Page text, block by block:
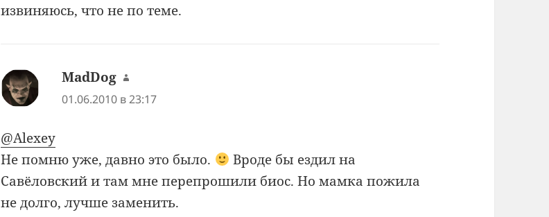
извиняюсь, что не по теме.
MadDog :
01.06.2010 в 23:17
@Alexey
Не помню уже, давно это было.
Вроде бы ездил на
Савёловский и там мне перепрошили биос. Но мамка пожила
не долго, лучше заменить.